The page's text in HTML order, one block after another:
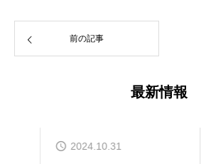
前の記事
最新情報
2024.10.31